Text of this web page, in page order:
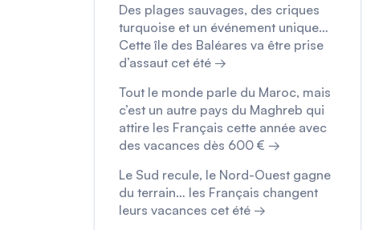
Des plages sauvages, des criques
turquoise et un événement unique…
Cette île des Baléares va être prise
d’assaut cet été →
Tout le monde parle du Maroc, mais
c’est un autre pays du Maghreb qui
attire les Français cette année avec
des vacances dès 600 € →
Le Sud recule, le Nord-Ouest gagne
du terrain… les Français changent
leurs vacances cet été →